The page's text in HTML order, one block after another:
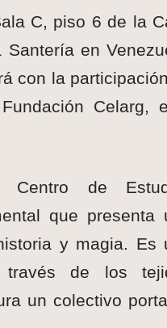
C, piso 6 de la
en
con la
Celarg,
Centro de
que presenta
y magia. Es
de los
un colectivo